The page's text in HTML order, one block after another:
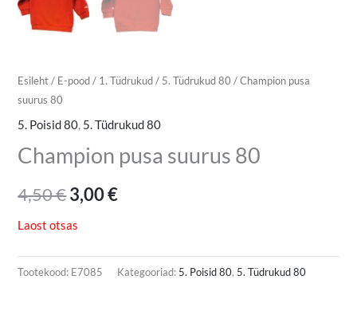
Esileht/ E-pood/ 1. Tüdrukud/ 5. Tüdrukud 80 / Champion pusa
suurus 80
5. Poisid 80, 5. Tüdrukud 80
Champion pusa suurus 80
4,50€3,00€
Laost otsas
Tootekood: E7085 Kategooriad: 5. Poisid 80, 5. Tüdrukud 80